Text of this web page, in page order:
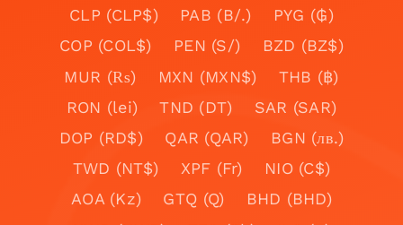
CLP (CLP$)
PAB (B/.)
PYG (₲)
COP (COL$)
PEN (S/)
BZD (BZ$)
MUR (₨)
MXN (MXN$)
THB (฿)
RON (lei)
TND (DT)
SAR (SAR)
DOP (RD$)
QAR (QAR)
BGN (лв.)
TWD (NT$)
XPF (Fr)
NIO (C$)
AOA (Kz)
GTQ (Q)
BHD (BHD)